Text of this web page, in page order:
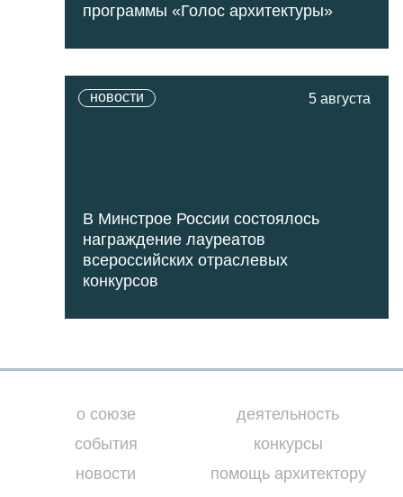
программы «Голос архитектуры»
новости 5 августа
В Минстрое России состоялось
награждение лауреатов
всероссийских отраслевых
конкурсов
о союзе
события
новости
деятельность
конкурсы
помощь архитектору